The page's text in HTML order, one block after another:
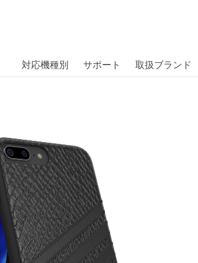
海外ブランド」をはじめ「ユニークな商品
対応機種別 サポート 取扱ブランド